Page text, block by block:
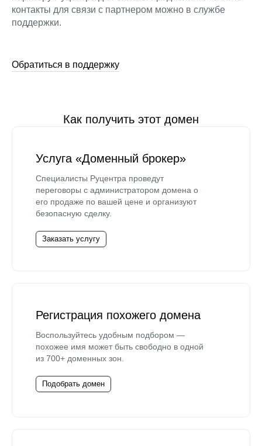
контакты для связи с партнером можно в службе
поддержки.
Обратиться в поддержку
Как получить этот домен
Услуга «Доменный брокер»
Специалисты Руцентра проведут
переговоры с администратором домена о
его продаже по вашей цене и организуют
безопасную сделку.
Заказать услугу
Регистрация похожего домена
Воспользуйтесь удобным подбором —
похожее имя может быть свободно в одной
из 700+ доменных зон.
Подобрать домен